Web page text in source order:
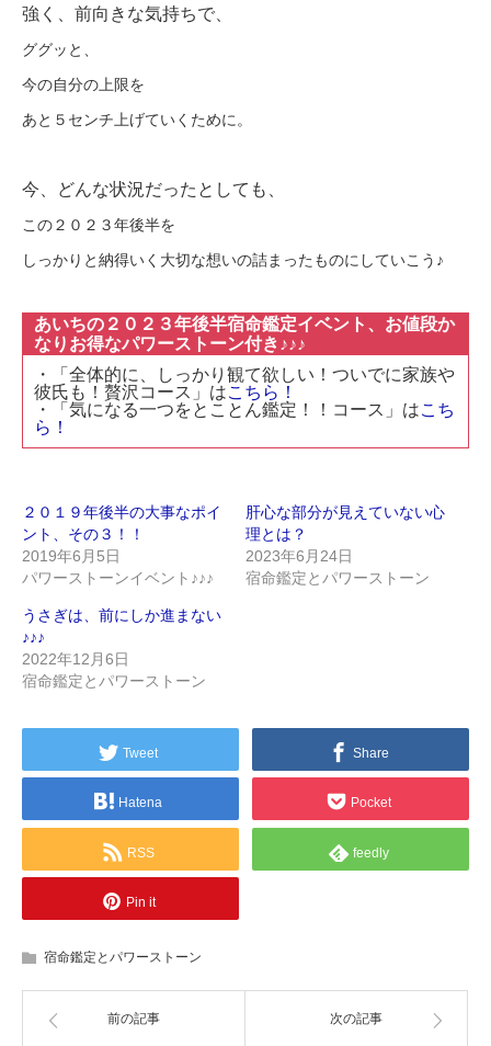
強く、前向きな気持ちで、
ググッと、
今の自分の上限を
あと５センチ上げていくために。
今、どんな状況だったとしても、
この２０２３年後半を
しっかりと納得いく大切な想いの詰まったものにしていこう♪
あいちの２０２３年後半宿命鑑定イベント、お値段か
なりお得なパワーストーン付き♪♪♪
・「全体的に、しっかり観て欲しい！ついでに家族や
彼氏も！贅沢コース」はこちら！
・「気になる一つをとことん鑑定！！コース」はこち
ら！
２０１９年後半の大事なポイ
ント、その３！！
2019年6月5日
パワーストーンイベント♪♪♪
肝心な部分が見えていない心
理とは？
2023年6月24日
宿命鑑定とパワーストーン
うさぎは、前にしか進まない
♪♪♪
2022年12月6日
宿命鑑定とパワーストーン
Tweet Share
Hatena Pocket
RSS feedly
Pin it
宿命鑑定とパワーストーン
前の記事 次の記事